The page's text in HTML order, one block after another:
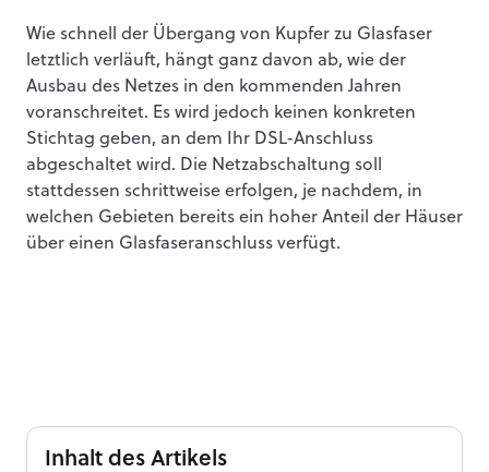
Wie schnell der Übergang von Kupfer zu Glasfaser
letztlich verläuft, hängt ganz davon ab, wie der
Ausbau des Netzes in den kommenden Jahren
voranschreitet. Es wird jedoch keinen konkreten
Stichtag geben, an dem Ihr DSL-Anschluss
abgeschaltet wird. Die Netzabschaltung soll
stattdessen schrittweise erfolgen, je nachdem, in
welchen Gebieten bereits ein hoher Anteil der Häuser
über einen Glasfaseranschluss verfügt.
Inhalt des Artikels